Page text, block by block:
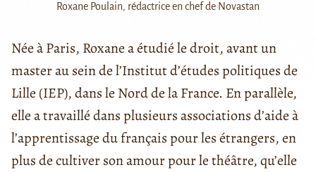
Roxane Poulain, rédactrice en chef de Novastan
Née à Paris, Roxane a étudié le droit, avant un
master au sein de l’Institut d’études politiques de
Lille (IEP), dans le Nord de la France. En parallèle,
elle a travaillé dans plusieurs associations d’aide à
l’apprentissage du français pour les étrangers, en
plus de cultiver son amour pour le théâtre, qu’elle